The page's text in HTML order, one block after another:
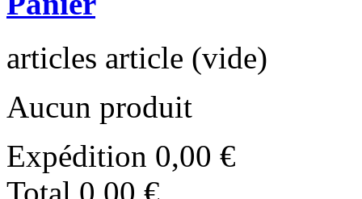
articles article (vide)
Aucun produit
Expédition 0,00 €
Total 0,00 €